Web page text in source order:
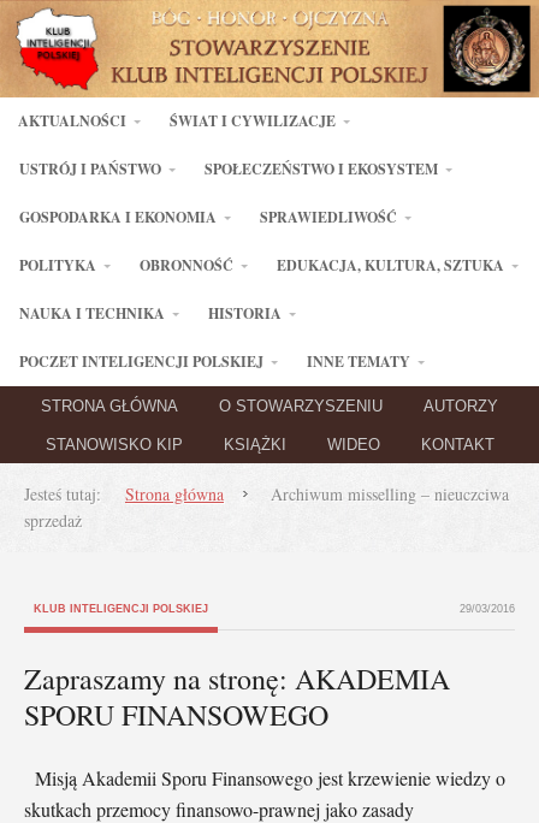
AKTUALNOŚCI ŚWIAT I CYWILIZACJE
USTRÓJ I PAŃSTWO SPOŁECZEŃSTWO I EKOSYSTEM
GOSPODARKA I EKONOMIA SPRAWIEDLIWOŚĆ
POLITYKA OBRONNOŚĆ EDUKACJA, KULTURA, SZTUKA
NAUKA I TECHNIKA HISTORIA
POCZET INTELIGENCJI POLSKIEJ INNE TEMATY
STRONA GŁÓWNA O STOWARZYSZENIU AUTORZY
STANOWISKO KIP KSIĄŻKI WIDEO KONTAKT
Jesteś tutaj: Strona główna
Archiwum misselling – nieuczciwa
sprzedaż
KLUB INTELIGENCJI POLSKIEJ 29/03/2016
Zapraszamy na stronę: AKADEMIA
SPORU FINANSOWEGO
Misją Akademii Sporu Finansowego jest krzewienie wiedzy o
skutkach przemocy finansowo-prawnej jako zasady